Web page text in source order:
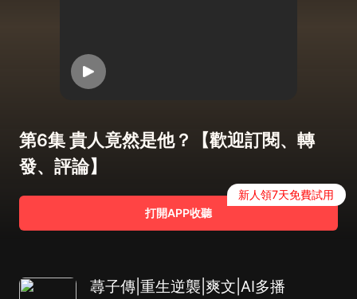
第6集 貴人竟然是他？【歡迎訂閱、轉
發、評論】
打開APP收聽
新人領7天免費試用
蕁子傳|重生逆襲|爽文|AI多播